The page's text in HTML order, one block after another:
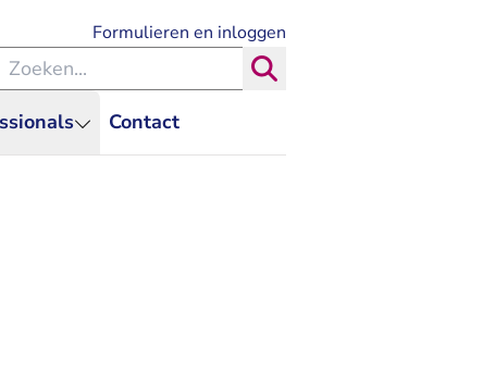
Contact
Formulieren en inloggen
binnen de Rechtspraak